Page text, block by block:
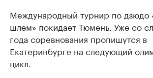
Международный турнир по дзюдо
шлем» покидает Тюмень. Уже со
года соревнования пропишутся в
Екатеринбурге на следующий
цикл.